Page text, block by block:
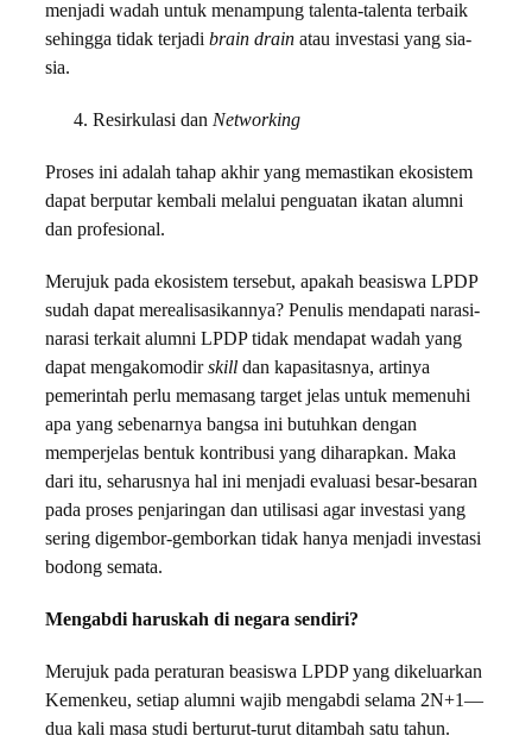
menjadi wadah untuk menampung talenta-talenta terbaik
sehingga tidak terjadi brain drain atau investasi yang sia-
sia.
Resirkulasi dan Networking
Proses ini adalah tahap akhir yang memastikan ekosistem
dapat berputar kembali melalui penguatan ikatan alumni
dan profesional.
Merujuk pada ekosistem tersebut, apakah beasiswa LPDP
sudah dapat merealisasikannya? Penulis mendapati narasi-
narasi terkait alumni LPDP tidak mendapat wadah yang
dapat mengakomodirskill dan kapasitasnya, artinya
pemerintah perlu memasang target jelas untuk memenuhi
apa yang sebenarnya bangsa ini butuhkan dengan
memperjelas bentuk kontribusi yang diharapkan. Maka
dari itu, seharusnya hal ini menjadi evaluasi besar-besaran
pada proses penjaringan dan utilisasi agar investasi yang
sering digembor-gemborkan tidak hanya menjadi investasi
bodong semata.
Mengabdi haruskah di negara sendiri?
Merujuk pada peraturan beasiswa LPDP yang dikeluarkan
Kemenkeu, setiap alumni wajib mengabdi selama 2N+1—
dua kali masa studi berturut-turut ditambah satu tahun.